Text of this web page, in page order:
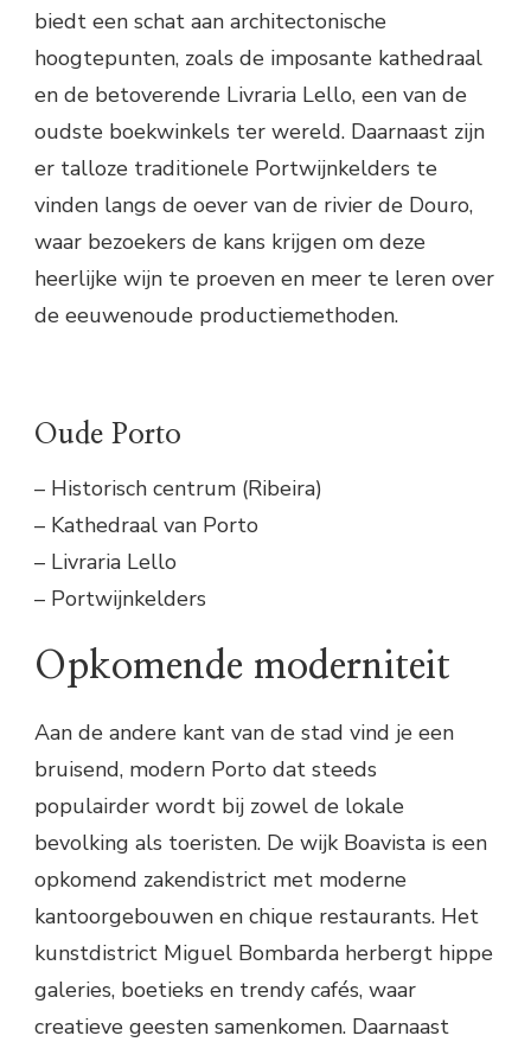
biedt een schat aan architectonische
hoogtepunten, zoals de imposante kathedraal
en de betoverende Livraria Lello, een van de
oudste boekwinkels ter wereld. Daarnaast zijn
er talloze traditionele Portwijnkelders te
vinden langs de oever van de rivier de Douro,
waar bezoekers de kans krijgen om deze
heerlijke wijn te proeven en meer te leren over
de eeuwenoude productiemethoden.
Oude Porto
– Historisch centrum (Ribeira)
– Kathedraal van Porto
– Livraria Lello
– Portwijnkelders
Opkomende moderniteit
Aan de andere kant van de stad vind je een
bruisend, modern Porto dat steeds
populairder wordt bij zowel de lokale
bevolking als toeristen. De wijk Boavista is een
opkomend zakendistrict met moderne
kantoorgebouwen en chique restaurants. Het
kunstdistrict Miguel Bombarda herbergt hippe
galeries, boetieks en trendy cafés, waar
creatieve geesten samenkomen. Daarnaast